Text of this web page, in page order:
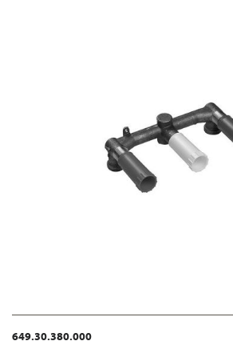
649.30.380.000